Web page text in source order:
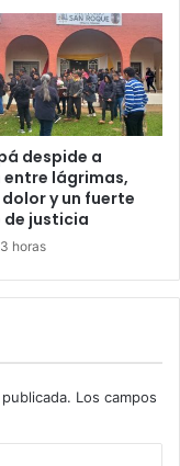
despide a
entre lágrimas,
y un fuerte
de justicia
horas
Los campos